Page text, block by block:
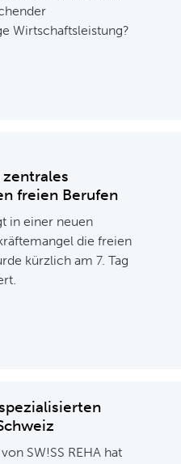
Wirtschaftsleistung?
freien Berufen
in einer neuen
die freien
kürzlich am 7. Tag
SW!SS REHA hat